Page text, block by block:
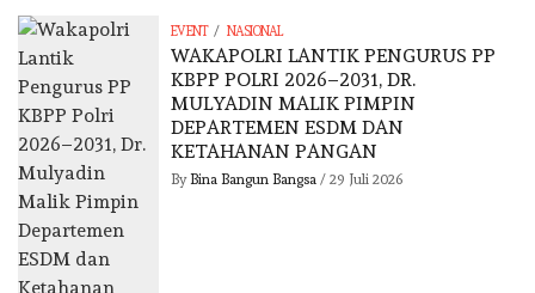
EVENT / NASIONAL
WAKAPOLRI LANTIK PENGURUS PP
KBPP POLRI 2026–2031, DR.
MULYADIN MALIK PIMPIN
DEPARTEMEN ESDM DAN
KETAHANAN PANGAN
By Bina Bangun Bangsa/ 29 Juli 2026